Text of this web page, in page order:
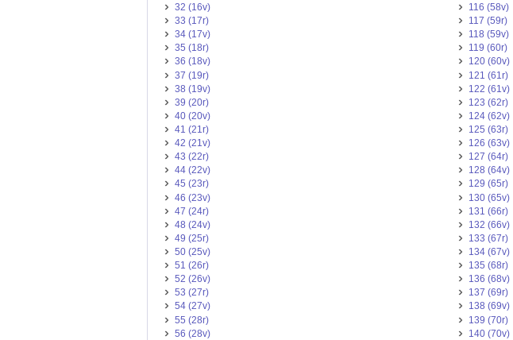
32 (16v)
33 (17r)
34 (17v)
35 (18r)
36 (18v)
37 (19r)
38 (19v)
39 (20r)
40 (20v)
41 (21r)
42 (21v)
43 (22r)
44 (22v)
45 (23r)
46 (23v)
47 (24r)
48 (24v)
49 (25r)
50 (25v)
51 (26r)
52 (26v)
53 (27r)
54 (27v)
55 (28r)
56 (28v)
116 (58v)
117 (59r)
118 (59v)
119 (60r)
120 (60v)
121 (61r)
122 (61v)
123 (62r)
124 (62v)
125 (63r)
126 (63v)
127 (64r)
128 (64v)
129 (65r)
130 (65v)
131 (66r)
132 (66v)
133 (67r)
134 (67v)
135 (68r)
136 (68v)
137 (69r)
138 (69v)
139 (70r)
140 (70v)